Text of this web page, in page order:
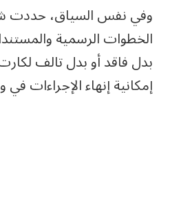
وفي نفس السياق، حددت
الخطوات الرسمية
بدل فاقد أو بدل تالف
إمكانية إنهاء الإجراءات